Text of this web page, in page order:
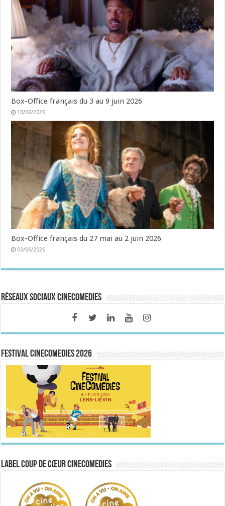
Box-Office français du 3 au 9 juin 2026
10/06/2026
Box-Office français du 27 mai au 2 juin 2026
03/06/2026
Réseaux sociaux CineComedies
FESTIVAL CINECOMEDIES 2026
Label Coup de Cœur CineComedies